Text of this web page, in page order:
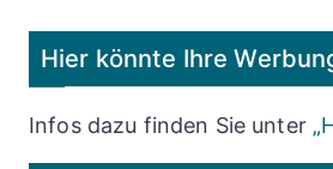
Hier könnte Ihre
Infos dazu finden Sie unter